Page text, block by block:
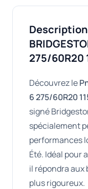
275/60R20
Découvrez le
6 275/60R20
signé
spécialement
performances
Été. Idéal pour
il répondra aux
plus rigoureux.